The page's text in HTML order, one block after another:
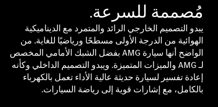
مُصممة للسرعة.
يبدو التصميم الخارجي الرائد والمتمرد مع الديناميكية
الهوائية من الدرجة الأولى مسطحًا ورياضيًا للغاية. من
الواضح أنها سيارة AMG بفضل الشبك الأمامي المخصص
لـ AMG والميزات المتميزة. ويبدو التصميم الداخلي وكأنه
إعادة تفسير لسيارة حديثة عالية الأداء تعمل بالكهرباء
بالكامل، مع إشارات قوية إلى رياضة السيارات.